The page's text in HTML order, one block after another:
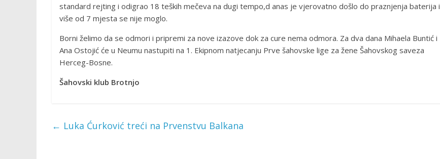
standard rejting i odigrao 18 teških mečeva na dugi tempo,d anas je vjerovatno došlo do praznjenja baterija i
više od 7 mjesta se nije moglo.
Borni želimo da se odmori i pripremi za nove izazove dok za cure nema odmora. Za dva dana Mihaela Buntić i
Ana Ostojić će u Neumu nastupiti na 1. Ekipnom natjecanju Prve šahovske lige za žene Šahovskog saveza
Herceg-Bosne.
Šahovski klub Brotnjo
← Luka Ćurković treći na Prvenstvu Balkana